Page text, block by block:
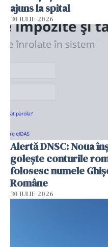
ajuns la spital
30 IULIE 2026
Alertă DNSC: Noua
golește conturile
folosesc numele
Române
30 IULIE 2026